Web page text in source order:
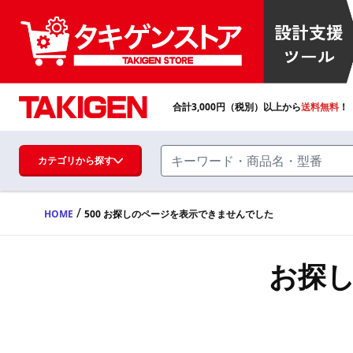
ハンドル・取手・つまみ・周辺機器
FA・A
合計3,000円（税別）以上から送料無料
カテゴリから探す
HOME / 500 お探しのページを表示できませんでした
お探